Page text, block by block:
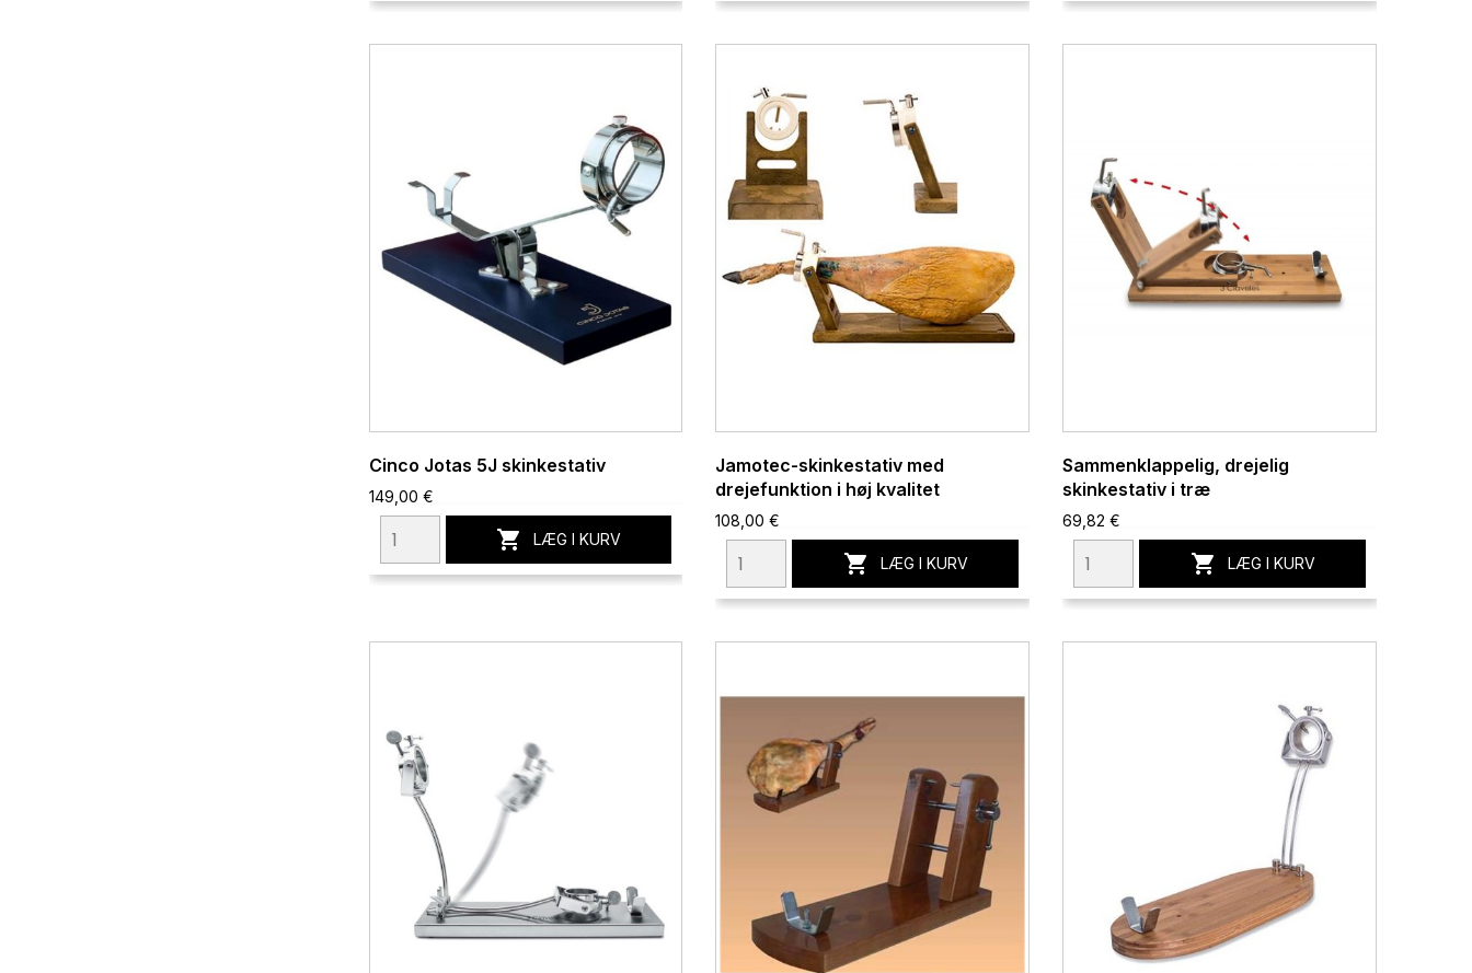
Cinco Jotas 5J skinkestativ
149,00 €
 LÆG I KURV
Jamotec-skinkestativ med
drejefunktion i høj kvalitet
108,00 €
 LÆG I KURV
Sammenklappelig, drejelig
skinkestativ i træ
69,82 €
 LÆG I KURV